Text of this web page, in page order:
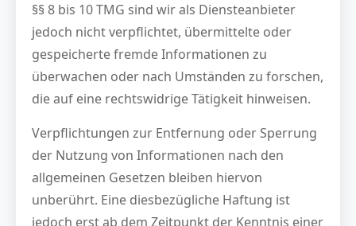
§§ 8 bis 10 TMG sind wir als Diensteanbieter
jedoch nicht verpflichtet, übermittelte oder
gespeicherte fremde Informationen zu
überwachen oder nach Umständen zu forschen,
die auf eine rechtswidrige Tätigkeit hinweisen.
Verpflichtungen zur Entfernung oder Sperrung
der Nutzung von Informationen nach den
allgemeinen Gesetzen bleiben hiervon
unberührt. Eine diesbezügliche Haftung ist
jedoch erst ab dem Zeitpunkt der Kenntnis einer